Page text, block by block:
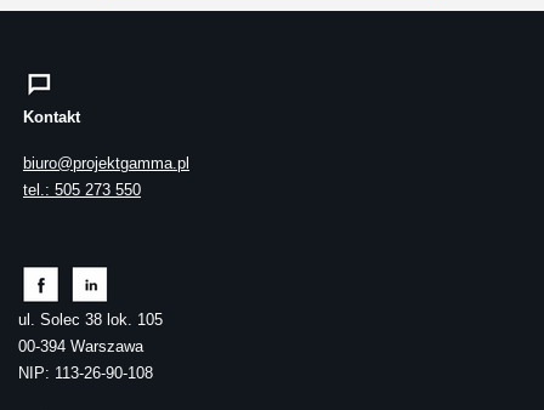
Kontakt
biuro@projektgamma.pl
tel.: 505 273 550
ul. Solec 38 lok. 105
00-394 Warszawa
NIP: 113-26-90-108